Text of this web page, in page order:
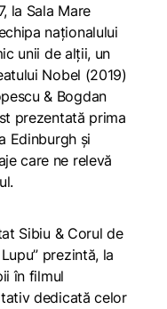
la Sala Mare
naționalului
unii de alții, un
Nobel (2019)
& Bogdan
prezentată prima
Edinburgh și
care ne relevă
Sibiu & Corul de
prezintă, la
în filmul
dedicată celor